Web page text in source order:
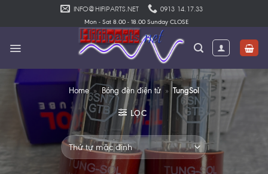
INFO@HIFIPARTS.NET 0913 14.17.33
Mon - Sat 8.00 - 18.00 Sunday CLOSE
Home » Bóng đèn điện tử » TungSol
LỌC